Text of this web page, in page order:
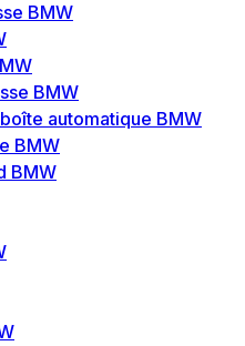
BMW
BMW
automatique BMW
BMW
BMW